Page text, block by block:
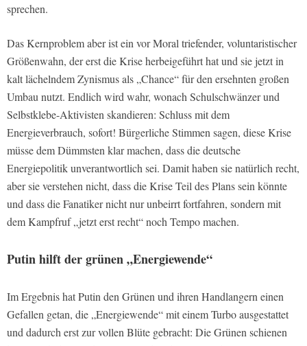
sprechen.
Das Kernproblem aber ist ein vor Moral triefender, voluntaristischer
Größenwahn, der erst die Krise herbeigeführt hat und sie jetzt in
kalt lächelndem Zynismus als „Chance“ für den ersehnten großen
Umbau nutzt. Endlich wird wahr, wonach Schulschwänzer und
Selbstklebe-Aktivisten skandieren: Schluss mit dem
Energieverbrauch, sofort! Bürgerliche Stimmen sagen, diese Krise
müsse dem Dümmsten klar machen, dass die deutsche
Energiepolitik unverantwortlich sei. Damit haben sie natürlich recht,
aber sie verstehen nicht, dass die Krise Teil des Plans sein könnte
und dass die Fanatiker nicht nur unbeirrt fortfahren, sondern mit
dem Kampfruf „jetzt erst recht“ noch Tempo machen.
Putin hilft der grünen „Energiewende“
Im Ergebnis hat Putin den Grünen und ihren Handlangern einen
Gefallen getan, die „Energiewende“ mit einem Turbo ausgestattet
und dadurch erst zur vollen Blüte gebracht: Die Grünen schienen